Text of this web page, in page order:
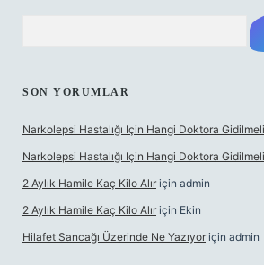
SON YORUMLAR
Narkolepsi Hastalığı Için Hangi Doktora Gidilmeli
Narkolepsi Hastalığı Için Hangi Doktora Gidilmeli
2 Aylık Hamile Kaç Kilo Alır için admin
2 Aylık Hamile Kaç Kilo Alır için Ekin
Hilafet Sancağı Üzerinde Ne Yazıyor için admin